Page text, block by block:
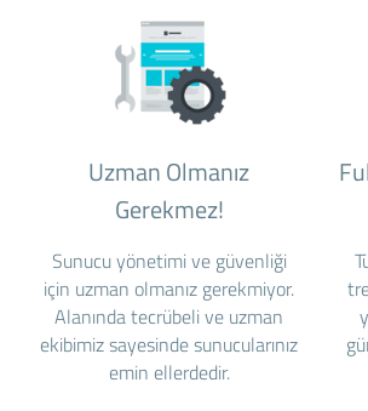
Uzman Olmanız
Gerekmez!
Sunucu yönetimi ve güvenliği
için uzman olmanız gerekmiyor.
Alanında tecrübeli ve uzman
ekibimiz sayesinde sunucularınız
emin ellerdedir.